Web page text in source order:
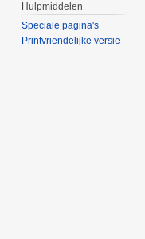
Hulpmiddelen
Speciale pagina's
Printvriendelijke versie